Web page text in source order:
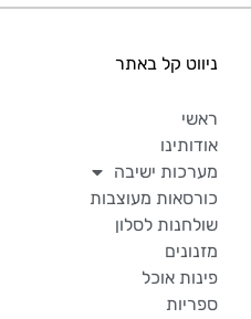
ניווט קל באתר
ראשי
אודותינו
מערכות ישיבה
כורסאות מעוצבות
שולחנות לסלון
מזנונים
פינות אוכל
ספריות